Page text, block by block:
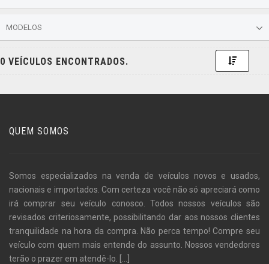
MODELOS
0 VEÍCULOS ENCONTRADOS. Toggle
QUEM SOMOS
Somos especializados na venda de veículos novos e usados,
nacionais e importados. Com certeza você não só apreciará como
irá comprar seu veículo conosco. Todos nossos veículos são
revisados criteriosamente, possibilitando dar aos nossos clientes
tranquilidade na hora da compra. Não perca tempo! Compre seu
veículo com quem mais entende do assunto. Nossos vendedores
terão o prazer em atendê-lo.